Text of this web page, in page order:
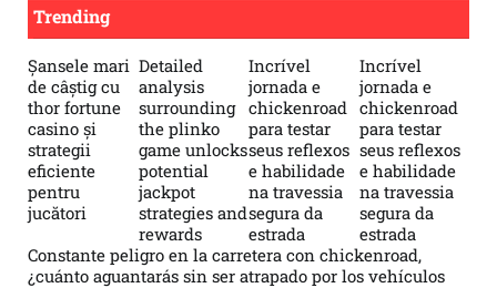
Trending
Șansele mari
de câștig cu
thor fortune
casino și
strategii
eficiente
pentru
jucători
Detailed
analysis
surrounding
the plinko
game unlocks
potential
jackpot
strategies and
rewards
Incrível
jornada e
chickenroad
para testar
seus reflexos
e habilidade
na travessia
segura da
estrada
Incrível
jornada e
chickenroad
para testar
seus reflexos
e habilidade
na travessia
segura da
estrada
Constante peligro en la carretera con chickenroad,
¿cuánto aguantarás sin ser atrapado por los vehículos